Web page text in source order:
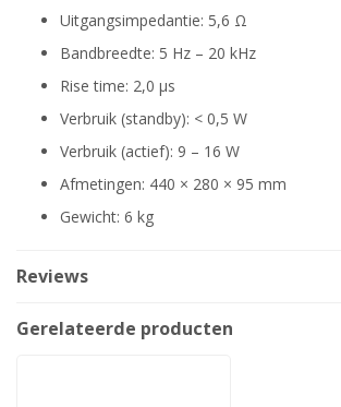
Uitgangsimpedantie: 5,6 Ω
Bandbreedte: 5 Hz – 20 kHz
Rise time: 2,0 µs
Verbruik (standby): < 0,5 W
Verbruik (actief): 9 – 16 W
Afmetingen: 440 × 280 × 95 mm
Gewicht: 6 kg
Reviews
Gerelateerde producten